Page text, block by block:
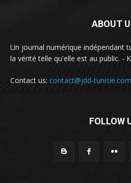
ABOUT
Un journal numérique indépendant
la vérité telle qu'elle est au public. -
Contact us: contact@jdd-tunisie.com
FOLLOW